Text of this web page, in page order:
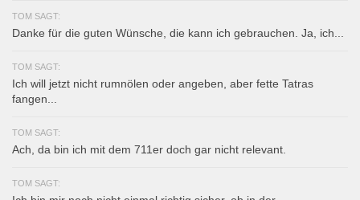
TOM SAGT:
Danke für die guten Wünsche, die kann ich gebrauchen. Ja, ich...
TOM SAGT:
Ich will jetzt nicht rumnölen oder angeben, aber fette Tatras
fangen...
TOM SAGT:
Ach, da bin ich mit dem 711er doch gar nicht relevant.
TOM SAGT: